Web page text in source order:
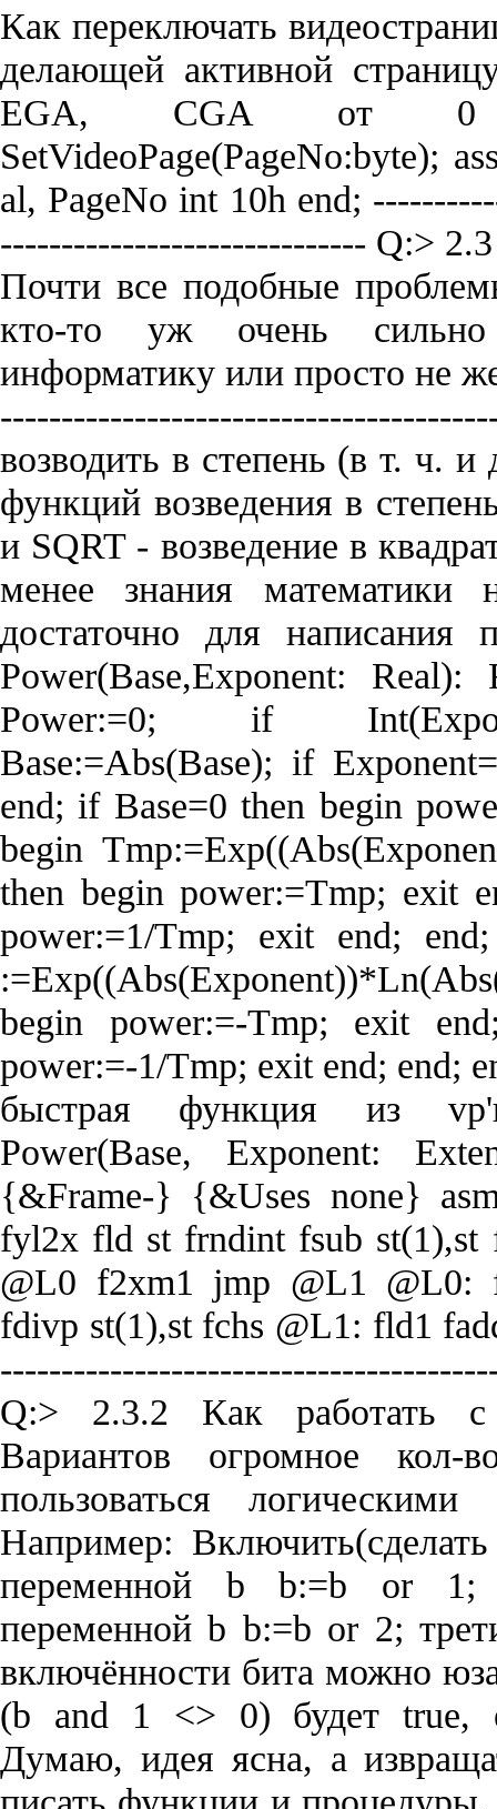
Как переключать
делающей активной
EGA, CGA от 0
SetVideoPage(PageNo:byte);
al, PageNo int 10h end;
------------------------------ Q:>
Почти все подобные
кто-то уж очень
информатику или просто не
возводить в степень (в т. ч.
функций возведения в
и SQRT - возведение в
менее знания
достаточно для написания
Power(Base,Exponent:
Power:=0; if
Base:=Abs(Base); if
end; if Base=0 then begin
begin
then begin power:=Tmp; exit
power:=1/Tmp; exit end;
begin power:=-Tmp; exit
power:=-1/Tmp; exit end; end;
быстрая функция из
Power(Base, Exponent:
{&Frame-} {&Uses none}
fyl2x fld st frndint fsub
@L0 f2xm1 jmp @L1 @L0:
fdivp st(1),st fchs @L1: fld1
Q:> 2.3.2 Как работать
Вариантов огромное кол-
пользоваться
Например:
переменной b b:=b or 1;
переменной b b:=b or 2;
включённости бита можно
(b and 1 <> 0) будет true,
Думаю, идея ясна, а